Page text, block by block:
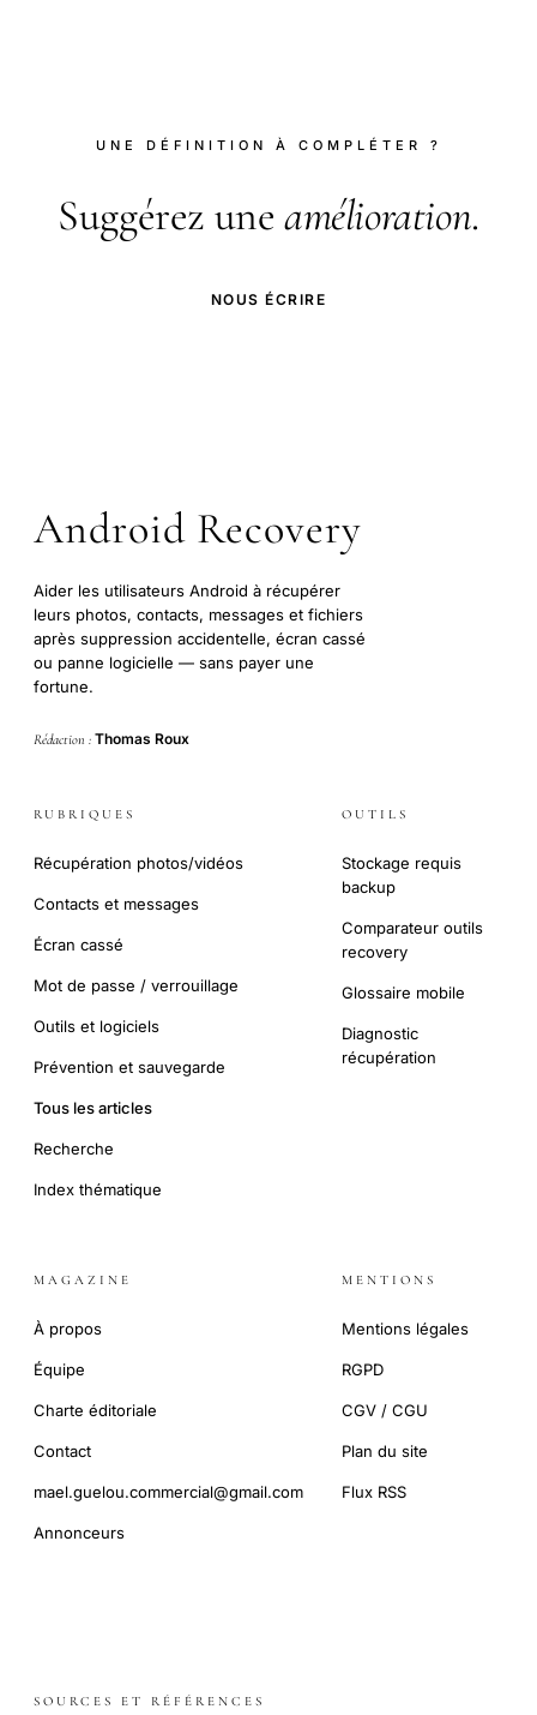
UNE DÉFINITION À COMPLÉTER ?
Suggérez une amélioration.
NOUS ÉCRIRE
Android Recovery
Aider les utilisateurs Android à récupérer
leurs photos, contacts, messages et fichiers
après suppression accidentelle, écran cassé
ou panne logicielle — sans payer une
fortune.
Rédaction : Thomas Roux
RUBRIQUES
Récupération photos/vidéos
Contacts et messages
Écran cassé
Mot de passe / verrouillage
Outils et logiciels
Prévention et sauvegarde
Tous les articles
Recherche
Index thématique
OUTILS
Stockage requis
backup
Comparateur outils
recovery
Glossaire mobile
Diagnostic
récupération
MAGAZINE
À propos
Équipe
Charte éditoriale
Contact
mael.guelou.commercial@gmail.com
Annonceurs
MENTIONS
Mentions légales
RGPD
CGV / CGU
Plan du site
Flux RSS
SOURCES ET RÉFÉRENCES